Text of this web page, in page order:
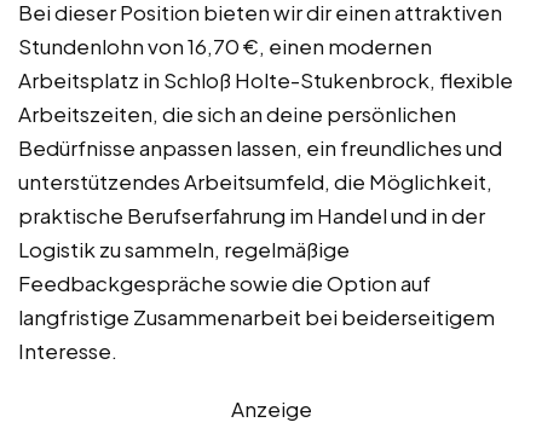
Bei dieser Position bieten wir dir einen attraktiven
Stundenlohn von 16,70 €, einen modernen
Arbeitsplatz in Schloß Holte-Stukenbrock, flexible
Arbeitszeiten, die sich an deine persönlichen
Bedürfnisse anpassen lassen, ein freundliches und
unterstützendes Arbeitsumfeld, die Möglichkeit,
praktische Berufserfahrung im Handel und in der
Logistik zu sammeln, regelmäßige
Feedbackgespräche sowie die Option auf
langfristige Zusammenarbeit bei beiderseitigem
Interesse.
Anzeige